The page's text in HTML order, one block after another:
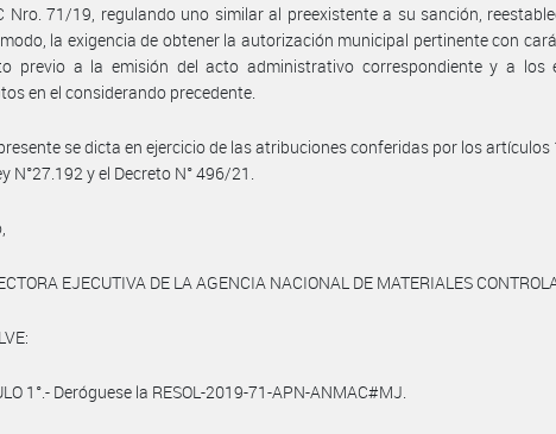
Nro. 71/19, regulando uno similar al preexistente a su sanción,
la exigencia de obtener la autorización municipal pertinente con
previo a la emisión del acto administrativo correspondiente y a los
en el considerando precedente.
se dicta en ejercicio de las atribuciones conferidas por los artículos
N°27.192 y el Decreto N° 496/21.
EJECUTIVA DE LA AGENCIA NACIONAL DE MATERIALES
1°.- Deróguese la RESOL-2019-71-APN-ANMAC#MJ.